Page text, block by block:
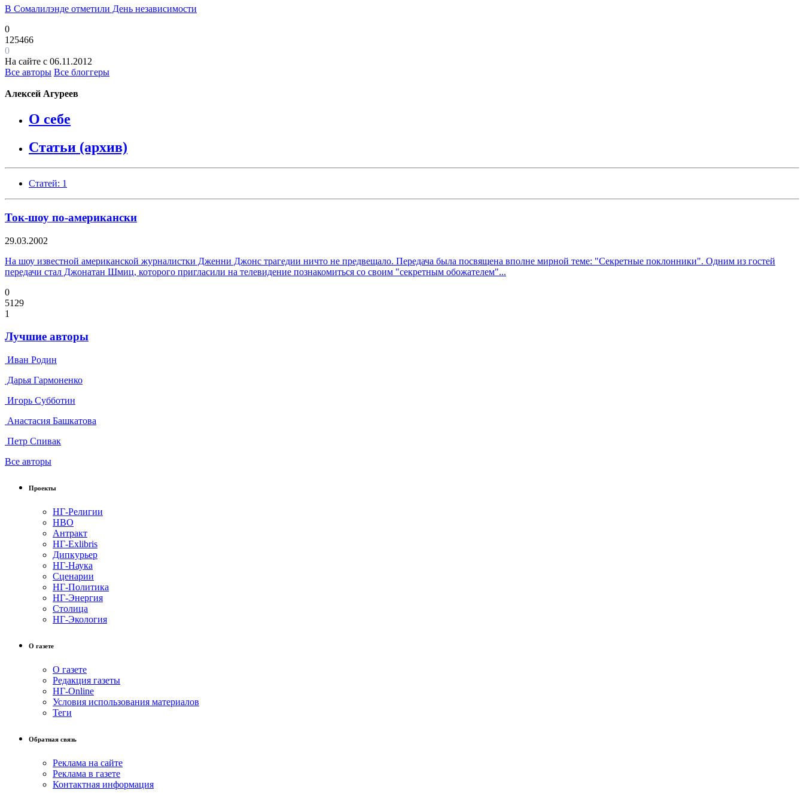
В Сомалилэнде отметили День независимости
0
125466
0
На сайте с 06.11.2012
Все авторы Все блоггеры
Алексей Агуреев
О себе
Статьи (архив)
Статей: 1
Ток-шоу по-американски
29.03.2002
На шоу известной американской журналистки Дженни Джонс трагедии ничто не предвещало. Передача была посвящена вполне мирной теме: "Секретные поклонники". Одним из гостей
передачи стал Джонатан Шмиц, которого пригласили на телевидение познакомиться со своим "секретным обожателем"...
0
5129
1
Лучшие авторы
Иван Родин
Дарья Гармоненко
Игорь Субботин
Анастасия Башкатова
Петр Спивак
Все авторы
Проекты
НГ-Религии
НВО
Антракт
НГ-Exlibris
Дипкурьер
НГ-Наука
Сценарии
НГ-Политика
НГ-Энергия
Столица
НГ-Экология
О газете
О газете
Редакция газеты
НГ-Online
Условия использования материалов
Теги
Обратная связь
Реклама на сайте
Реклама в газете
Контактная информация